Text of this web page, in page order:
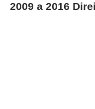
2009 a 2016